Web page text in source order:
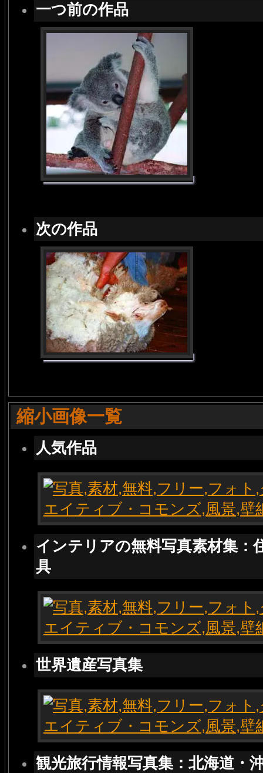
一つ前の作品
次の作品
縮小画像一覧
人気作品
インテリアの無料写真素材集：
具
世界遺産写真集
観光旅行情報写真集：北海道・